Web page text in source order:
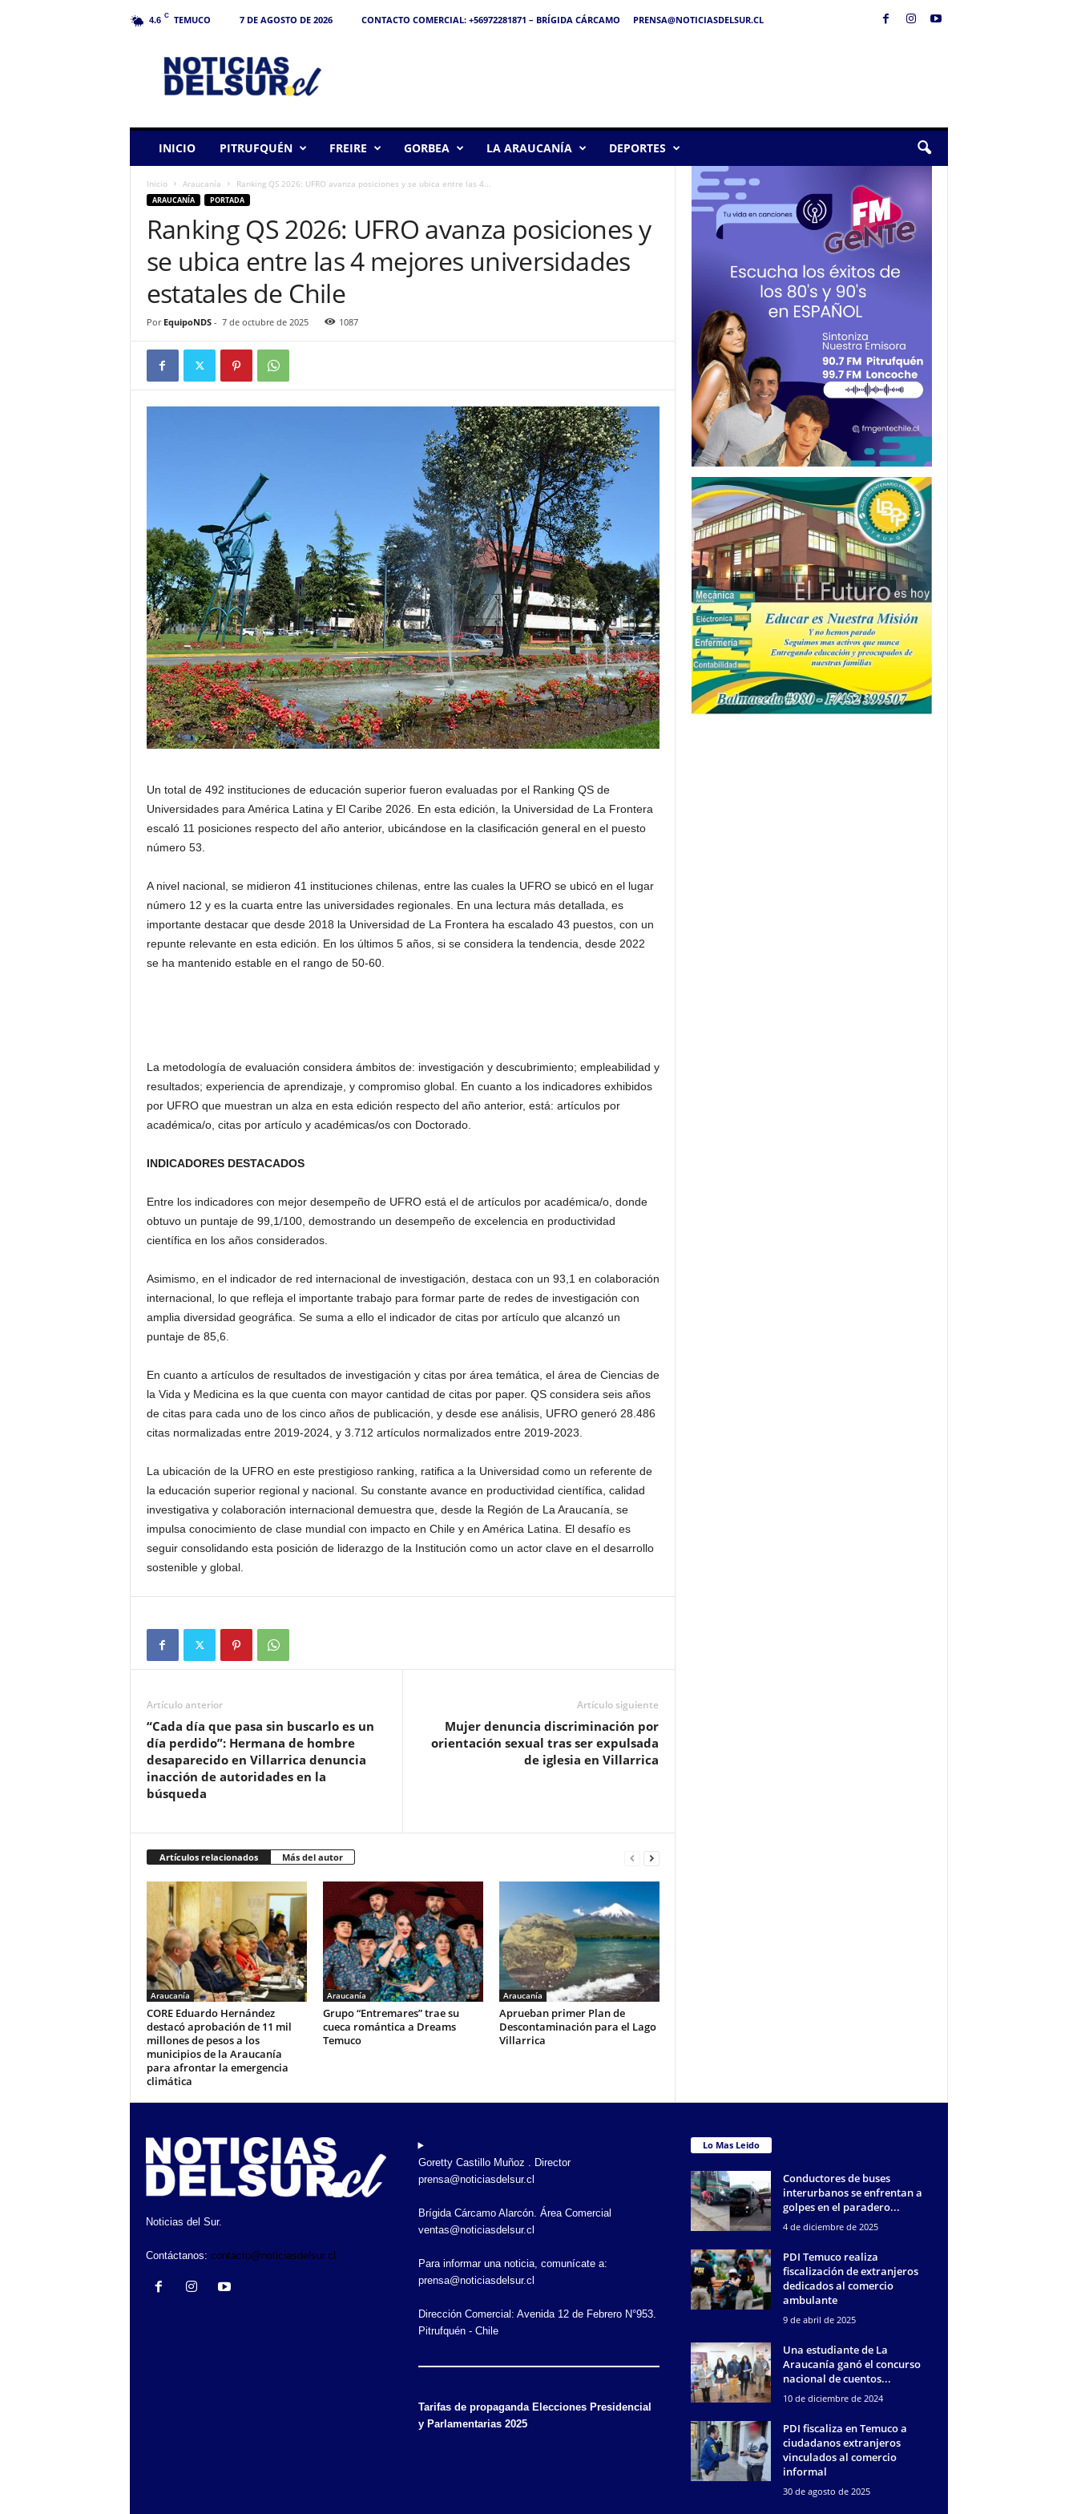
4.6 C TEMUCO 7 DE AGOSTO DE 2026 CONTACTO COMERCIAL: +56972281871 – BRÍGIDA CÁRCAMO
PRENSA@NOTICIASDELSUR.CL
INICIO PITRUFQUÉN FREIRE GORBEA LA ARAUCANÍA DEPORTES
Inicio Araucanía Ranking QS 2026: UFRO avanza posiciones y se ubica entre las 4...
ARAUCANÍA PORTADA
Ranking QS 2026: UFRO avanza posiciones y
se ubica entre las 4 mejores universidades
estatales de Chile
Por EquipoNDS- 7 de octubre de 2025 1087
Un total de 492 instituciones de educación superior fueron evaluadas por el Ranking QS de
Universidades para América Latina y El Caribe 2026. En esta edición, la Universidad de La Frontera
escaló 11 posiciones respecto del año anterior, ubicándose en la clasificación general en el puesto
número 53.
A nivel nacional, se midieron 41 instituciones chilenas, entre las cuales la UFRO se ubicó en el lugar
número 12 y es la cuarta entre las universidades regionales. En una lectura más detallada, es
importante destacar que desde 2018 la Universidad de La Frontera ha escalado 43 puestos, con un
repunte relevante en esta edición. En los últimos 5 años, si se considera la tendencia, desde 2022
se ha mantenido estable en el rango de 50-60.
La metodología de evaluación considera ámbitos de: investigación y descubrimiento; empleabilidad y
resultados; experiencia de aprendizaje, y compromiso global. En cuanto a los indicadores exhibidos
por UFRO que muestran un alza en esta edición respecto del año anterior, está: artículos por
académica/o, citas por artículo y académicas/os con Doctorado.
INDICADORES DESTACADOS
Entre los indicadores con mejor desempeño de UFRO está el de artículos por académica/o, donde
obtuvo un puntaje de 99,1/100, demostrando un desempeño de excelencia en productividad
científica en los años considerados.
Asimismo, en el indicador de red internacional de investigación, destaca con un 93,1 en colaboración
internacional, lo que refleja el importante trabajo para formar parte de redes de investigación con
amplia diversidad geográfica. Se suma a ello el indicador de citas por artículo que alcanzó un
puntaje de 85,6.
En cuanto a artículos de resultados de investigación y citas por área temática, el área de Ciencias de
la Vida y Medicina es la que cuenta con mayor cantidad de citas por paper. QS considera seis años
de citas para cada uno de los cinco años de publicación, y desde ese análisis, UFRO generó 28.486
citas normalizadas entre 2019-2024, y 3.712 artículos normalizados entre 2019-2023.
La ubicación de la UFRO en este prestigioso ranking, ratifica a la Universidad como un referente de
la educación superior regional y nacional. Su constante avance en productividad científica, calidad
investigativa y colaboración internacional demuestra que, desde la Región de La Araucanía, se
impulsa conocimiento de clase mundial con impacto en Chile y en América Latina. El desafío es
seguir consolidando esta posición de liderazgo de la Institución como un actor clave en el desarrollo
sostenible y global.
Artículo anterior
“Cada día que pasa sin buscarlo es un
día perdido”: Hermana de hombre
desaparecido en Villarrica denuncia
inacción de autoridades en la
búsqueda
Artículo siguiente
Mujer denuncia discriminación por
orientación sexual tras ser expulsada
de iglesia en Villarrica
Artículos relacionados Más del autor
Araucanía
CORE Eduardo Hernández
destacó aprobación de 11 mil
millones de pesos a los
municipios de la Araucanía
para afrontar la emergencia
climática
Araucanía
Grupo “Entremares” trae su
cueca romántica a Dreams
Temuco
Araucanía
Aprueban primer Plan de
Descontaminación para el Lago
Villarrica
Noticias del Sur.
Contáctanos: contacto@noticiasdelsur.cl
Goretty Castillo Muñoz . Director
prensa@noticiasdelsur.cl
Brígida Cárcamo Alarcón. Área Comercial
ventas@noticiasdelsur.cl
Para informar una noticia, comunícate a:
prensa@noticiasdelsur.cl
Dirección Comercial: Avenida 12 de Febrero N°953.
Pitrufquén - Chile
Tarifas de propaganda Elecciones Presidencial
y Parlamentarias 2025
Lo Mas Leido
Conductores de buses
interurbanos se enfrentan a
golpes en el paradero...
4 de diciembre de 2025
PDI Temuco realiza
fiscalización de extranjeros
dedicados al comercio
ambulante
9 de abril de 2025
Una estudiante de La
Araucanía ganó el concurso
nacional de cuentos...
10 de diciembre de 2024
PDI fiscaliza en Temuco a
ciudadanos extranjeros
vinculados al comercio
informal
30 de agosto de 2025